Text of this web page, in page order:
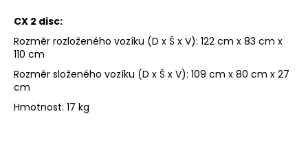
CX 2 disc:
Rozměr rozloženého vozíku (D x Š x V): 122 cm x 83 cm x
110 cm
Rozměr složeného vozíku (D x Š x V): 109 cm x 80 cm x 27
cm
Hmotnost: 17 kg
e
m
e